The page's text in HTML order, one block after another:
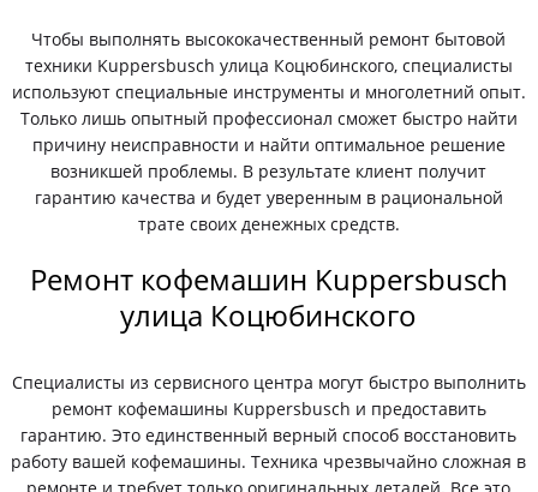
Чтобы выполнять высококачественный ремонт бытовой
техники Kuppersbusch улица Коцюбинского, специалисты
используют специальные инструменты и многолетний опыт.
Только лишь опытный профессионал сможет быстро найти
причину неисправности и найти оптимальное решение
возникшей проблемы. В результате клиент получит
гарантию качества и будет уверенным в рациональной
трате своих денежных средств.
Ремонт кофемашин Kuppersbusch
улица Коцюбинского
Специалисты из сервисного центра могут быстро выполнить
ремонт кофемашины Kuppersbusch и предоставить
гарантию. Это единственный верный способ восстановить
работу вашей кофемашины. Техника чрезвычайно сложная в